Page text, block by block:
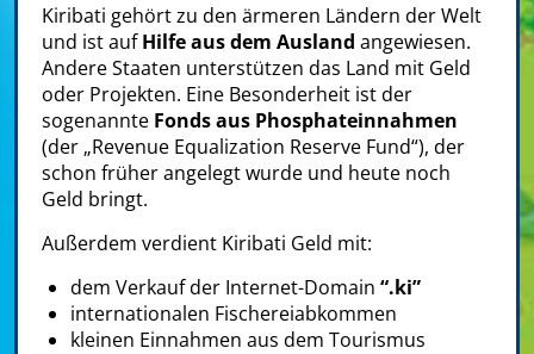
Kiribati gehört zu den ärmeren Ländern der Welt
und ist aufHilfe aus dem Ausland angewiesen.
Andere Staaten unterstützen das Land mit Geld
oder Projekten. Eine Besonderheit ist der
sogenannte Fonds aus Phosphateinnahmen
(der „Revenue Equalization Reserve Fund“), der
schon früher angelegt wurde und heute noch
Geld bringt.
Außerdem verdient Kiribati Geld mit:
dem Verkauf der Internet-Domain “.ki”
internationalen Fischereiabkommen
kleinen Einnahmen aus dem Tourismus